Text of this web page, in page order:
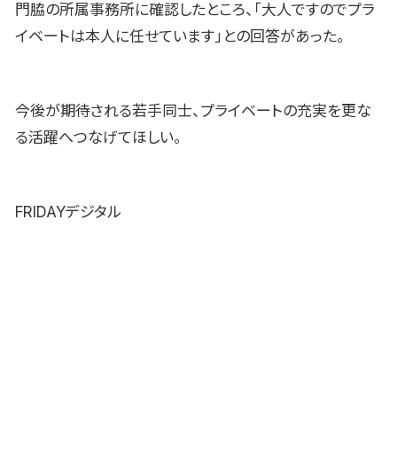
門脇の所属事務所に確認したところ、「大人ですのでプラ
イベートは本人に任せています」との回答があった。
今後が期待される若手同士、プライベートの充実を更な
る活躍へつなげてほしい。
FRIDAYデジタル